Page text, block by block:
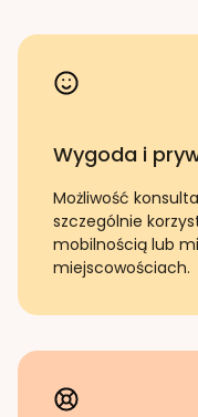
Wygoda i
Możliwość
szczególnie
mobilnością lub
miejscowościach.